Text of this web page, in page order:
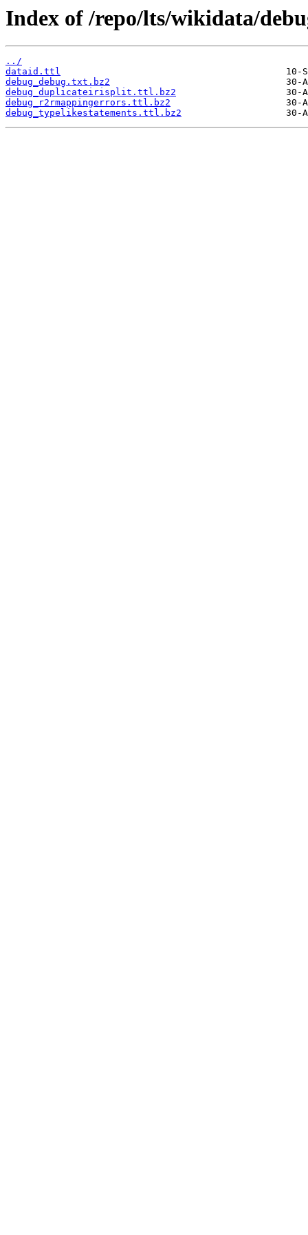
Index of /repo/lts/wikidata/
../
dataid.ttl
debug_debug.txt.bz2
debug_duplicateirisplit.ttl.bz2
debug_r2rmappingerrors.ttl.bz2
debug_typelikestatements.ttl.bz2